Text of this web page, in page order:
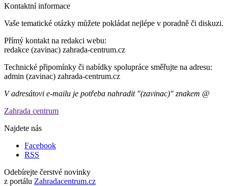
Kontaktní informace
Vaše tematické otázky můžete pokládat nejlépe v poradně či diskuzi.
Přímý kontakt na redakci webu:
redakce (zavinac) zahrada-centrum.cz
Technické připomínky či nabídky spolupráce směřujte na adresu:
admin (zavinac) zahrada-centrum.cz
V adresátovi e-mailu je potřeba nahradit "(zavinac)" znakem @
Zahrada centrum
Najdete nás
Facebook
RSS
Odebírejte čerstvé novinky
z portálu Zahradacentrum.cz